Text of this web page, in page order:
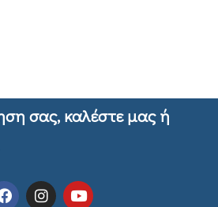
σας, καλέστε μας ή